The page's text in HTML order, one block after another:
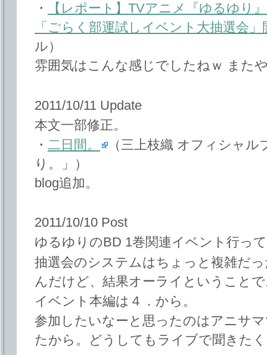
・
【レポート】TVアニメ『ゆるゆり
「ごらく部運試しイベント大抽選会」
ル）
雰囲気はこんな感じでしたねｗ また
2011/10/11 Update
本文一部修正。
・ 二日間。
（三上枝織 オフィシャ
り。」）
blog追加。
2011/10/10 Post
ゆるゆりのBD 1巻関連イベント行っ
抽選会のシステムはちょっと複雑だ
んだけど、結果オーライということ
イベント本編は４．から。
参加したいなーと思ったのはアニサ
たから。どうしてもライブで聞きた